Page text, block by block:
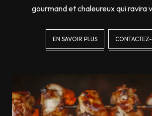
gourmand et chaleureux qui ravira
EN SAVOIR PLUS